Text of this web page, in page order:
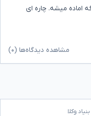
میشه. چاره ای
مشاهده دیدگاه‌ها (۰)
وکلا